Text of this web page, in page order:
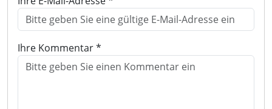
Ihre Kommentar *